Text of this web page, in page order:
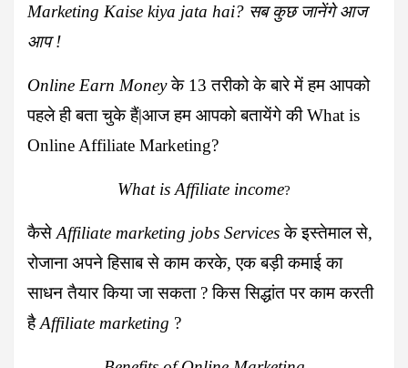
Marketing Kaise kiya jata hai? सब कुछ जानेंगे आज
आप !
Online Earn Moneyके 13 तरीको के बारे में हम आपको
पहले ही बता चुके हैं|आज हम आपको बतायेंगे की What is
Online Affiliate Marketing?
What is Affiliate income?
कैसे Affiliate marketing jobs Servicesके इस्तेमाल से,
रोजाना अपने हिसाब से काम करके, एक बड़ी कमाई का
साधन तैयार किया जा सकता ? किस सिद्धांत पर काम करती
हैAffiliate marketing ?